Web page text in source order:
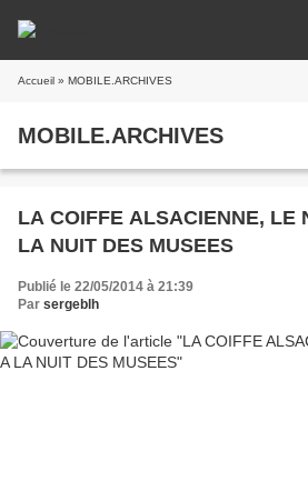
Accueil » MOBILE.ARCHIVES
MOBILE.ARCHIVES
LA COIFFE ALSACIENNE, LE
LA NUIT DES MUSEES
Publié le 22/05/2014 à 21:39
Par sergeblh